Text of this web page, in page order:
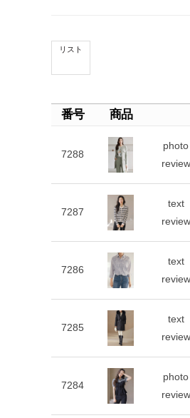
リスト
番号 商品
7288
photo
review
7287
text
review
7286
text
review
7285
text
review
7284
photo
review